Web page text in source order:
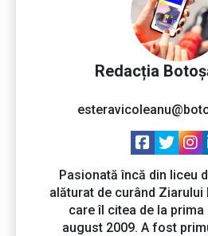
Redacția
Pasionată încă din liceu
alăturat de curând Ziarului
care îl citea de la prima
august 2009. A fost